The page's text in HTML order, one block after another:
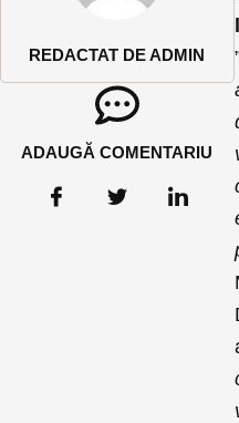
REDACTAT DE ADMIN
ADAUGĂ COMENTARIU